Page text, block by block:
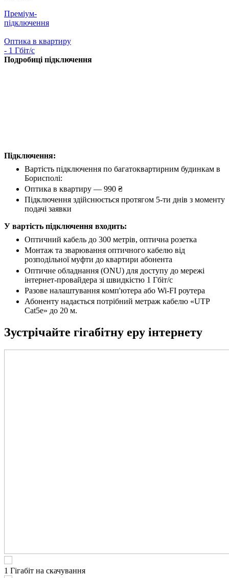
Преміум-
підключення
Оптика в квартиру
- 1 Гбіт/с
Подробиці підключення
Підключення:
Вартість підключення по багатоквартирним будинкам в
Борисполі:
Оптика в квартиру — 990 ₴
Підключення здійснюється протягом 5-ти днів з моменту
подачі заявки
У вартість підключення входить:
Оптичний кабель до 300 метрів, оптична розетка
Монтаж та зварювання оптичного кабелю від
розподільної муфти до квартири абонента
Оптичне обладнання (ONU) для доступу до мережі
інтернет-провайдера зі швидкістю 1 Гбіт/с
Разове налаштування комп'ютера або Wi-FI роутера
Абоненту надається потрібний метраж кабелю «UTP
Cat5e» до 20 м.
Зустрічайте гігабітну еру інтернету
1 Гігабіт на скачування